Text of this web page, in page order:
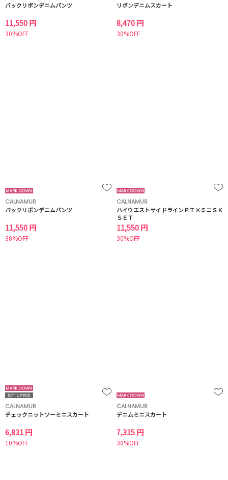
バックリボンデニムパンツ
11,550 円
30%OFF
リボンデニムスカート
8,470 円
30%OFF
CALNAMUR
バックリボンデニムパンツ
11,550 円
30%OFF
CALNAMUR
ハイウエストサイドラインＰＴ×ミニＳＫ
ＳＥＴ
11,550 円
30%OFF
CALNAMUR
チェックニットソーミニスカート
6,831 円
10%OFF
CALNAMUR
デニムミニスカート
7,315 円
30%OFF